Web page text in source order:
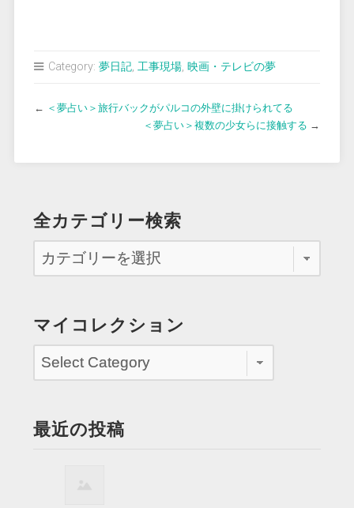
Category: 夢日記, 工事現場, 映画・テレビの夢
← ＜夢占い＞旅行バックがパルコの外壁に掛けられてる
＜夢占い＞複数の少女らに接触する →
全カテゴリー検索
マイコレクション
最近の投稿